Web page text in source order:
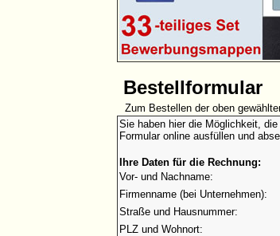
Bestellformular
Zum Bestellen der oben
Sie haben hier die Möglichkeit,
Formular online ausfüllen und
Ihre Daten für die Rechnung:
Vor- und Nachname:
Firmenname (bei Unternehmen):
Straße und Hausnummer:
PLZ und Wohnort: